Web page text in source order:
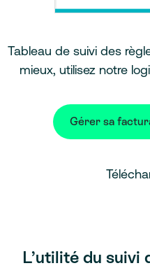
Tableau de suivi des
mieux, utilisez notre
Gérer sa
L’utilité du